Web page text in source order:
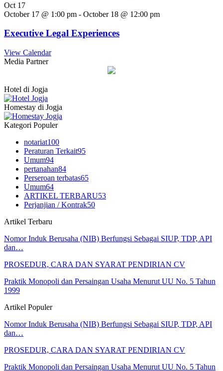
Oct 17
October 17 @ 1:00 pm - October 18 @ 12:00 pm
Executive Legal Experiences
View Calendar
Media Partner
Hotel di Jogja
Homestay di Jogja
Kategori Populer
notariat100
Peraturan Terkait95
Umum94
pertanahan84
Perseroan terbatas65
Umum64
ARTIKEL TERBARU53
Perjanjian / Kontrak50
Artikel Terbaru
Nomor Induk Berusaha (NIB) Berfungsi Sebagai SIUP, TDP, API
dan…
PROSEDUR, CARA DAN SYARAT PENDIRIAN CV
Praktik Monopoli dan Persaingan Usaha Menurut UU No. 5 Tahun
1999
Artikel Populer
Nomor Induk Berusaha (NIB) Berfungsi Sebagai SIUP, TDP, API
dan…
PROSEDUR, CARA DAN SYARAT PENDIRIAN CV
Praktik Monopoli dan Persaingan Usaha Menurut UU No. 5 Tahun